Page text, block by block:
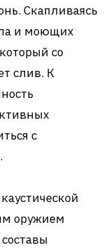
Скапливаясь
и моющих
со
слив. К
с
оружием